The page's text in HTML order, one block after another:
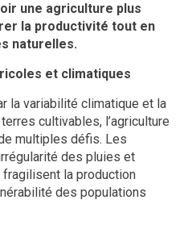
une agriculture plus
la productivité tout en
naturelles.
et climatiques
la variabilité climatique et la
cultivables, l’agriculture
multiples défis. Les
des pluies et
fragilisent la production
des populations